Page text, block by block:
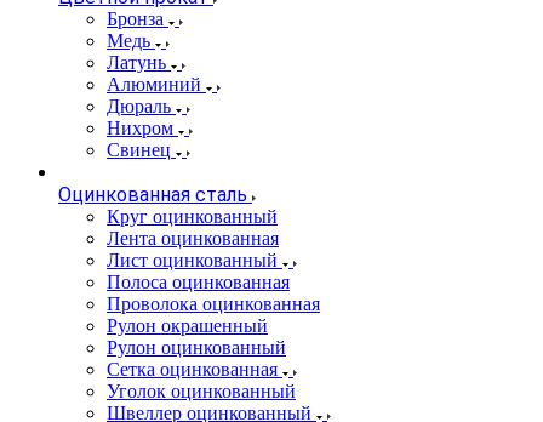
Бронза
Медь
Латунь
Алюминий
Дюраль
Нихром
Свинец
Оцинкованная сталь
Круг оцинкованный
Лента оцинкованная
Лист оцинкованный
Полоса оцинкованная
Проволока оцинкованная
Рулон окрашенный
Рулон оцинкованный
Сетка оцинкованная
Уголок оцинкованный
Швеллер оцинкованный